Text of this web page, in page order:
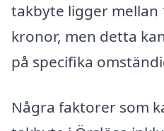
takbyte ligger mellan
kronor, men detta
på specifika
Några faktorer som